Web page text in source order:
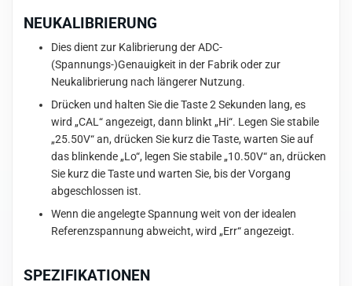
NEUKALIBRIERUNG
Dies dient zur Kalibrierung der ADC-
(Spannungs-)Genauigkeit in der Fabrik oder zur
Neukalibrierung nach längerer Nutzung.
Drücken und halten Sie die Taste 2 Sekunden lang, es
wird „CAL“ angezeigt, dann blinkt „Hi“. Legen Sie stabile
„25.50V“ an, drücken Sie kurz die Taste, warten Sie auf
das blinkende „Lo“, legen Sie stabile „10.50V“ an, drücken
Sie kurz die Taste und warten Sie, bis der Vorgang
abgeschlossen ist.
Wenn die angelegte Spannung weit von der idealen
Referenzspannung abweicht, wird „Err“ angezeigt.
SPEZIFIKATIONEN